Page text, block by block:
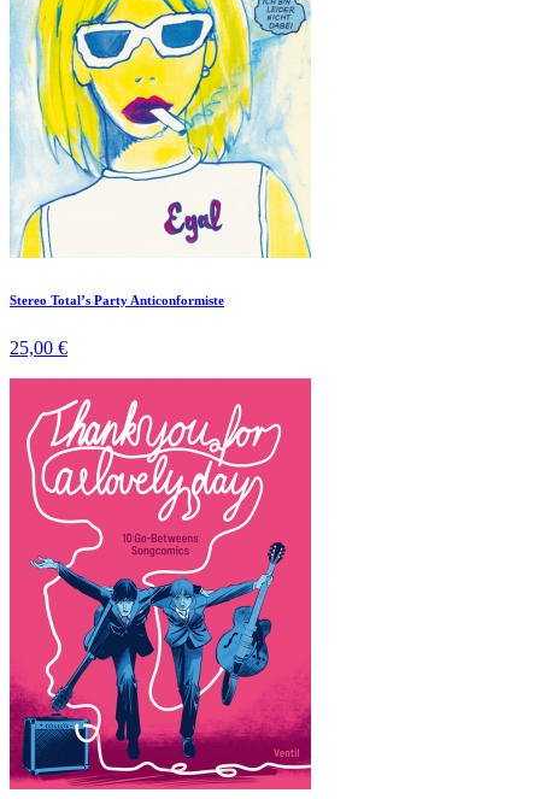
Stereo Total’s Party Anticonformiste
25,00 €